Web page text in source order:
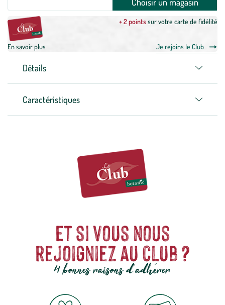
+ 2 pointssur votre carte de fidélité
En savoir plus Je rejoins le Club
Détails
Caractéristiques
Et si vous nous
rejoigniez au club ?
4 bonnes raisons d'adhérer